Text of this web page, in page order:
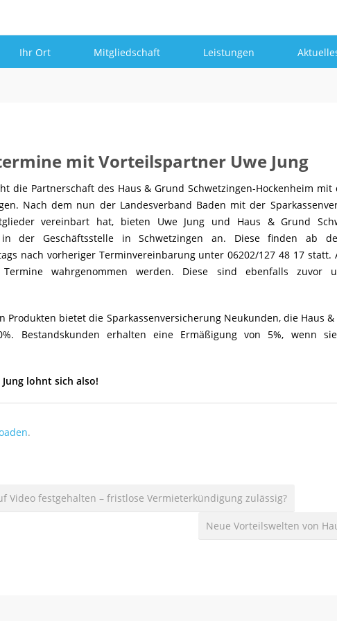
Ihr Ort Mitgliedschaft Leistungen
mit Vorteilspartner Uwe Jung
die Partnerschaft des Haus & Grund Schwetzingen-Hockenheim mit
Nach dem nun der Landesverband Baden mit der
vereinbart hat, bieten Uwe Jung und Haus & Grund
in der Geschäftsstelle in Schwetzingen an. Diese finden ab
nach vorheriger Terminvereinbarung unter 06202/127 48 17
Termine wahrgenommen werden. Diese sind ebenfalls zuvor
Produkten bietet die Sparkassenversicherung Neukunden, die Haus
Bestandskunden erhalten eine Ermäßigung von 5%, wenn
lohnt sich also!
.
Video festgehalten – fristlose Vermieterkündigung zulässig?
Neue Vorteilswelten von